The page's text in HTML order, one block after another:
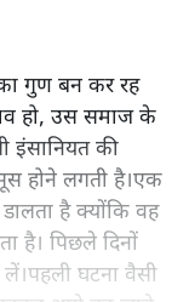
गुण बन कर रह
हो, उस समाज के
इंसानियत की
होने लगती है।एक
है क्योंकि वह
है। पिछले दिनों
घटना वैसी